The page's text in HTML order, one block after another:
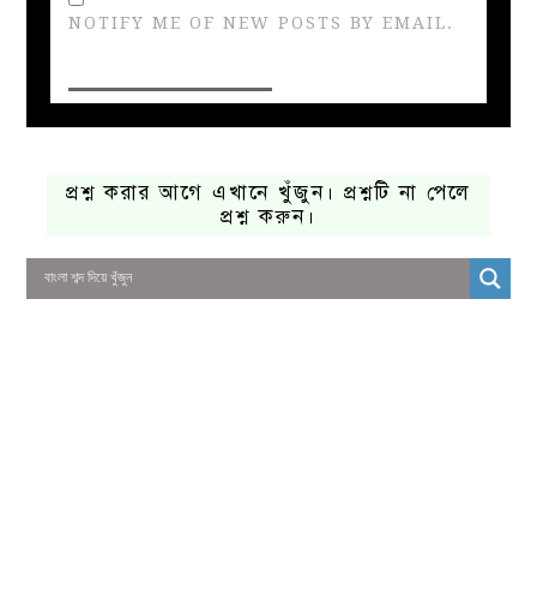
NOTIFY ME OF NEW POSTS BY EMAIL.
প্রশ্ন করার আগে এখানে খুঁজুন। প্রশ্নটি না পেলে
প্রশ্ন করুন।